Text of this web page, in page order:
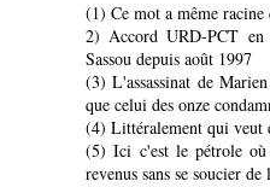
(1) Ce mot a même
2) Accord URD-PCT
Sassou depuis août 1997
(3) L'assassinat de
que celui des onze
(4) Littéralement qui veut
(5) Ici c'est le pétrole
revenus sans se soucier